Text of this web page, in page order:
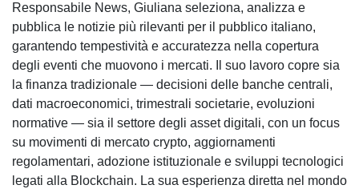
Responsabile News, Giuliana seleziona, analizza e
pubblica le notizie più rilevanti per il pubblico italiano,
garantendo tempestività e accuratezza nella copertura
degli eventi che muovono i mercati. Il suo lavoro copre sia
la finanza tradizionale — decisioni delle banche centrali,
dati macroeconomici, trimestrali societarie, evoluzioni
normative — sia il settore degli asset digitali, con un focus
su movimenti di mercato crypto, aggiornamenti
regolamentari, adozione istituzionale e sviluppi tecnologici
legati alla Blockchain. La sua esperienza diretta nel mondo